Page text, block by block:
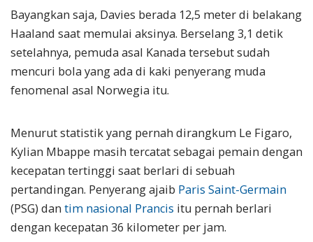
Bayangkan saja, Davies berada 12,5 meter di belakang
Haaland saat memulai aksinya. Berselang 3,1 detik
setelahnya, pemuda asal Kanada tersebut sudah
mencuri bola yang ada di kaki penyerang muda
fenomenal asal Norwegia itu.
Menurut statistik yang pernah dirangkum Le Figaro,
Kylian Mbappe masih tercatat sebagai pemain dengan
kecepatan tertinggi saat berlari di sebuah
pertandingan. Penyerang ajaib Paris Saint-Germain
(PSG) dan tim nasional Prancis itu pernah berlari
dengan kecepatan 36 kilometer per jam.